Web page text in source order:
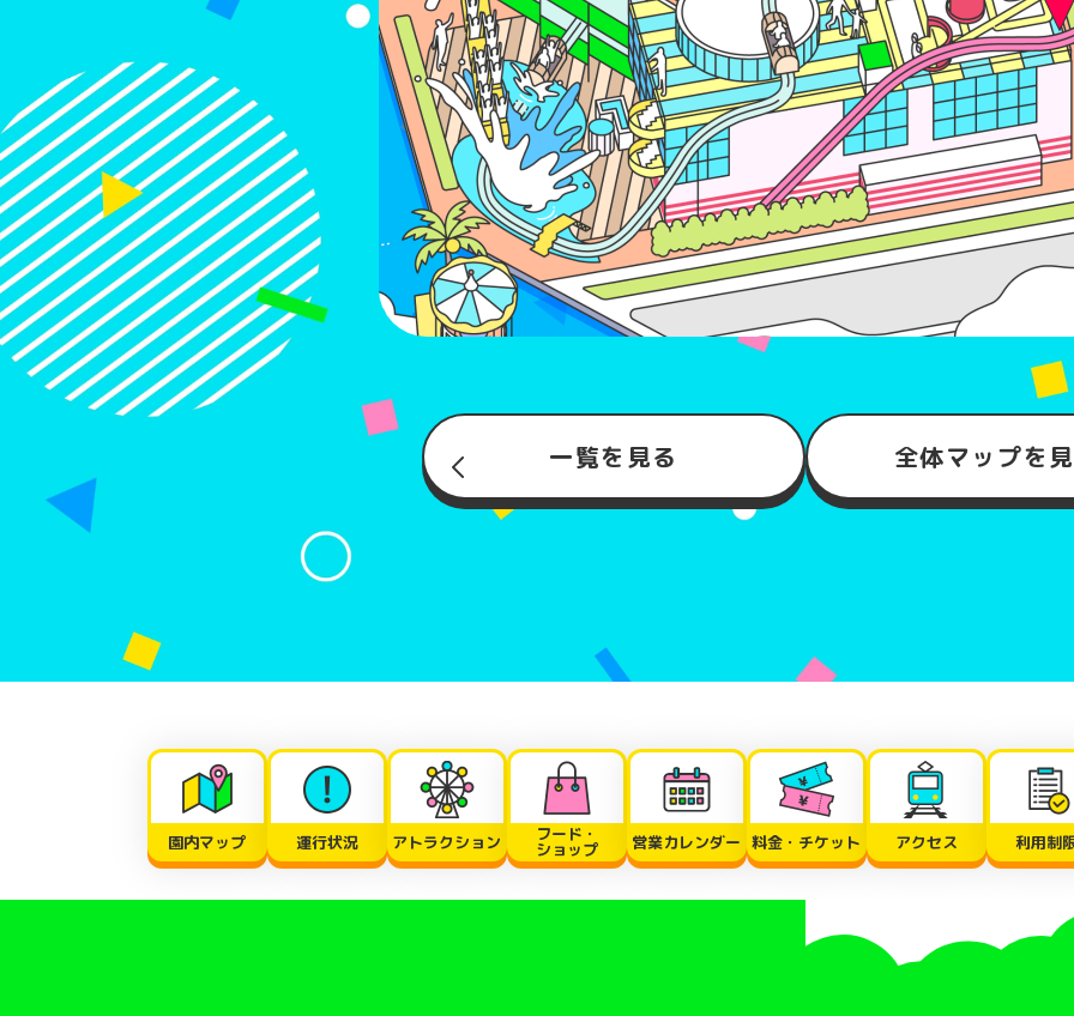
一覧を見る 全体マップを
園内マップ 運行状況 アトラクション フード・
ショップ 営業カレンダー 料金・チケット アクセス 利用制